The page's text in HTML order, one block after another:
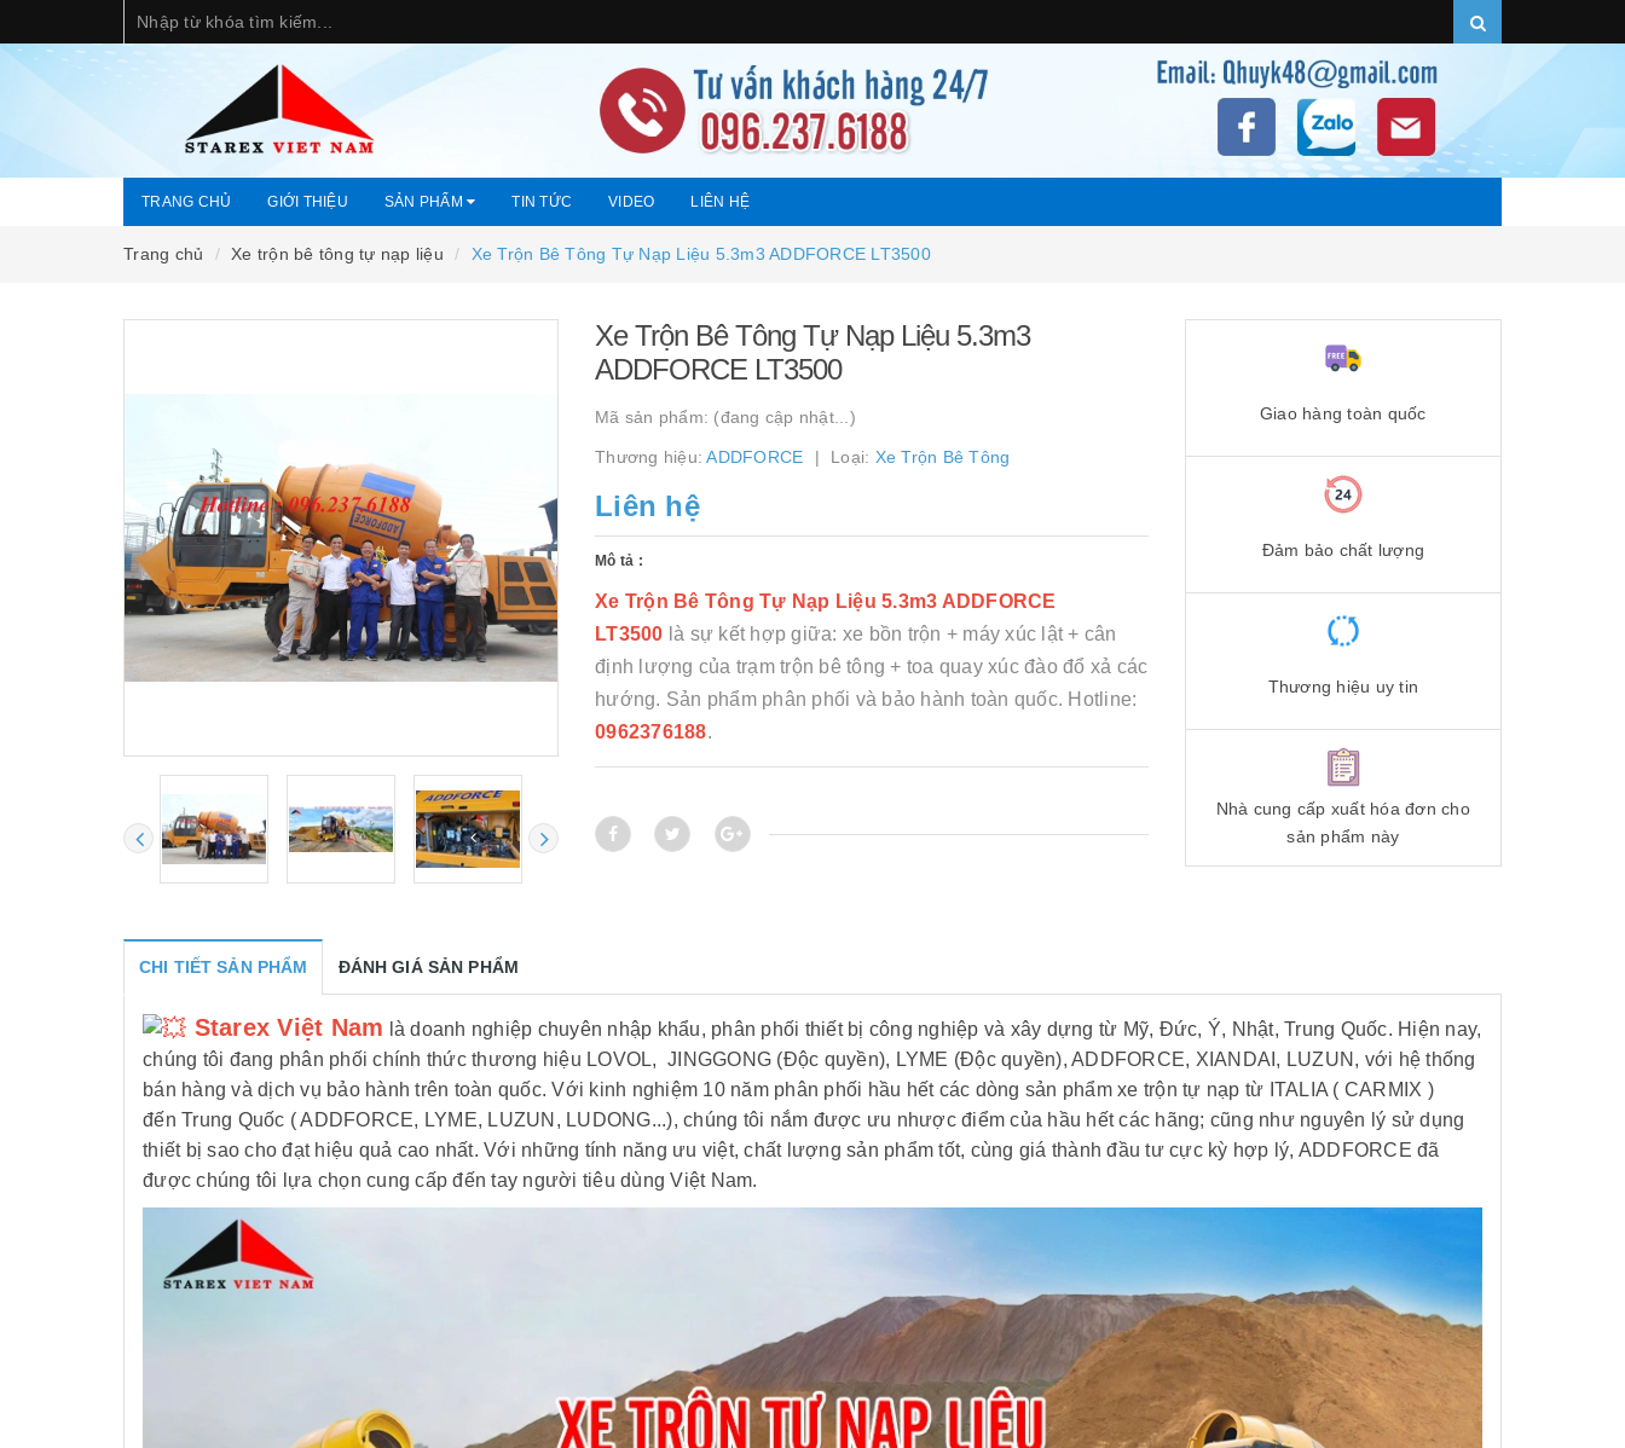
TRANG CHỦ GIỚI THIỆU SẢN PHẨM TIN TỨC VIDEO LIÊN HỆ
Trang chủ Xe trộn bê tông tự nạp liệu Xe Trộn Bê Tông Tự Nạp Liệu 5.3m3 ADDFORCE LT3500
Xe Trộn Bê Tông Tự Nạp Liệu 5.3m3
ADDFORCE LT3500
Mã sản phẩm: (đang cập nhật...)
Thương hiệu:ADDFORCE Loại: Xe Trộn Bê Tông
Liên hệ
Mô tả :
Xe Trộn Bê Tông Tự Nạp Liệu 5.3m3 ADDFORCE
LT3500 là sự kết hợp giữa: xe bồn trộn + máy xúc lật + cân
định lượng của trạm trộn bê tông + toa quay xúc đào đổ xả các
hướng. Sản phẩm phân phối và bảo hành toàn quốc. Hotline:
0962376188.
Giao hàng toàn quốc
Đảm bảo chất lượng
Thương hiệu uy tin
Nhà cung cấp xuất hóa đơn cho
sản phẩm này
CHI TIẾT SẢN PHẨM ĐÁNH GIÁ SẢN PHẨM
Starex Việt Nam là doanh nghiệp chuyên nhập khẩu, phân phối thiết bị công nghiệp và xây dựng từ Mỹ, Đức, Ý, Nhật, Trung Quốc. Hiện nay,
chúng tôi đang phân phối chính thức thương hiệu LOVOL, JINGGONG (Độc quyền), LYME (Độc quyền), ADDFORCE, XIANDAI, LUZUN, với hệ thống
bán hàng và dịch vụ bảo hành trên toàn quốc. Với kinh nghiệm 10 năm phân phối hầu hết các dòng sản phẩm xe trộn tự nạp từ ITALIA ( CARMIX )
đến Trung Quốc ( ADDFORCE, LYME, LUZUN, LUDONG...), chúng tôi nắm được ưu nhược điểm của hầu hết các hãng; cũng như nguyên lý sử dụng
thiết bị sao cho đạt hiệu quả cao nhất. Với những tính năng ưu việt, chất lượng sản phẩm tốt, cùng giá thành đầu tư cực kỳ hợp lý, ADDFORCE đã
được chúng tôi lựa chọn cung cấp đến tay người tiêu dùng Việt Nam.